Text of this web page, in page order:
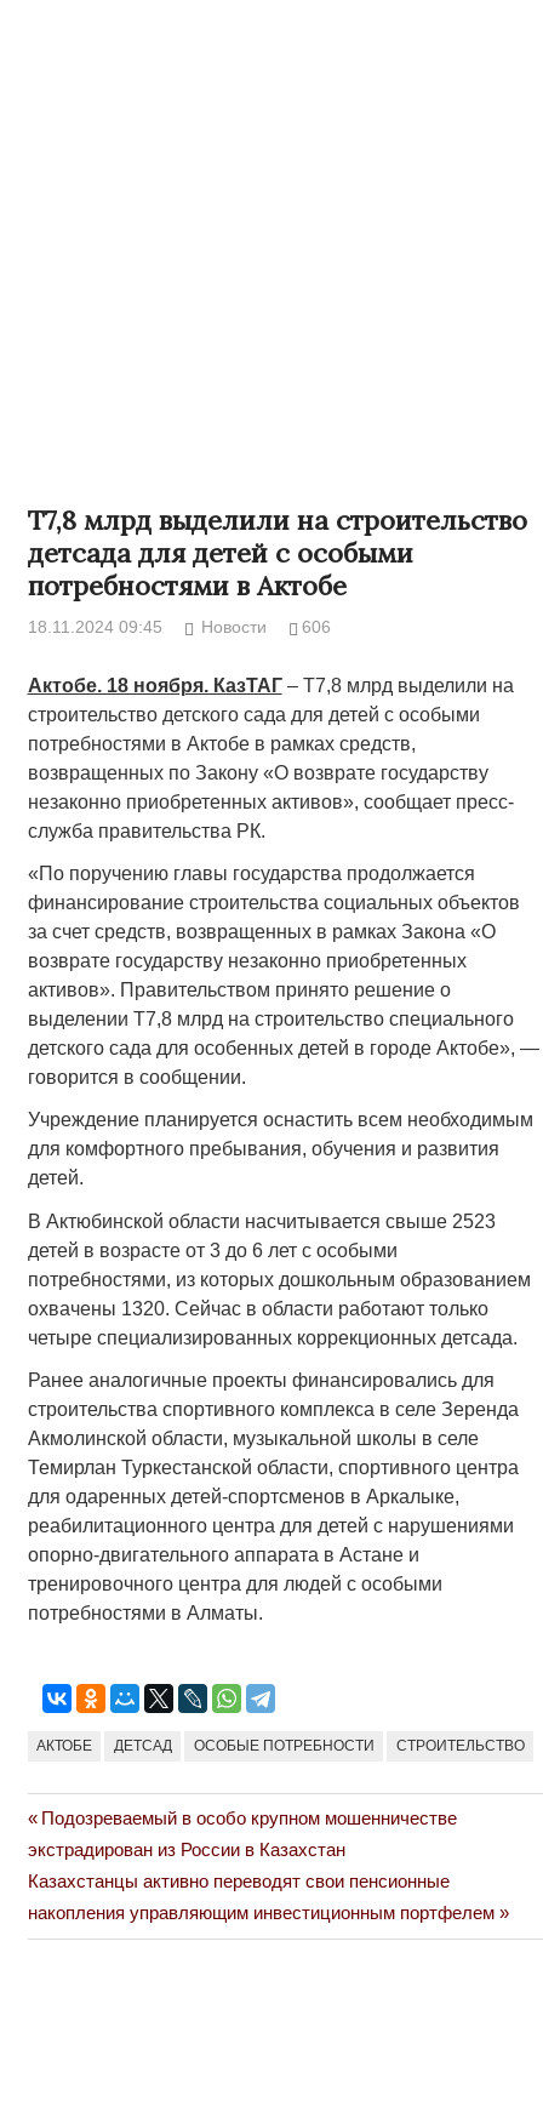
Т7,8 млрд выделили на строительство
детсада для детей с особыми
потребностями в Актобе
18.11.2024 09:45 Новости 606
Актобе. 18 ноября. КазТАГ– Т7,8 млрд выделили на
строительство детского сада для детей с особыми
потребностями в Актобе в рамках средств,
возвращенных по Закону «О возврате государству
незаконно приобретенных активов», сообщает пресс-
служба правительства РК.
«По поручению главы государства продолжается
финансирование строительства социальных объектов
за счет средств, возвращенных в рамках Закона «О
возврате государству незаконно приобретенных
активов». Правительством принято решение о
выделении Т7,8 млрд на строительство специального
детского сада для особенных детей в городе Актобе», —
говорится в сообщении.
Учреждение планируется оснастить всем необходимым
для комфортного пребывания, обучения и развития
детей.
В Актюбинской области насчитывается свыше 2523
детей в возрасте от 3 до 6 лет с особыми
потребностями, из которых дошкольным образованием
охвачены 1320. Сейчас в области работают только
четыре специализированных коррекционных детсада.
Ранее аналогичные проекты финансировались для
строительства спортивного комплекса в селе Зеренда
Акмолинской области, музыкальной школы в селе
Темирлан Туркестанской области, спортивного центра
для одаренных детей-спортсменов в Аркалыке,
реабилитационного центра для детей с нарушениями
опорно-двигательного аппарата в Астане и
тренировочного центра для людей с особыми
потребностями в Алматы.
АКТОБЕ ДЕТСАД ОСОБЫЕ ПОТРЕБНОСТИ СТРОИТЕЛЬСТВО
Навигация
по
записям
Previous
Post:
Подозреваемый в особо крупном мошенничестве
экстрадирован из России в Казахстан
Next
Post:
Казахстанцы активно переводят свои пенсионные
накопления управляющим инвестиционным портфелем